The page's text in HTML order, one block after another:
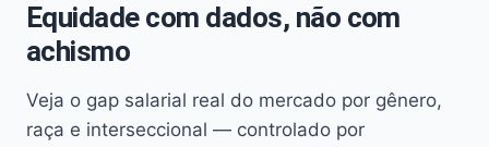
Equidade com dados, não com
achismo
Veja o gap salarial real do mercado por gênero,
raça e interseccional — controlado por